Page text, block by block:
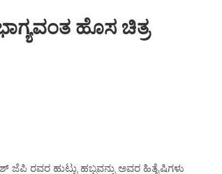
ಹೊಸ ಚಿತ್ರ
ರವರ ಹುಟ್ಟು ಹಬ್ಬವನ್ನು ಅವರ ಹಿತೈಷಿಗಳು